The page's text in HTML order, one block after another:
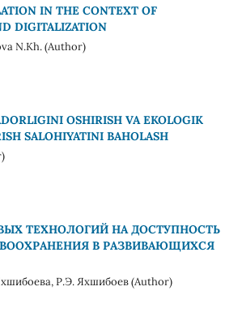
IN THE CONTEXT OF
DIGITALIZATION
N.Kh. (Author)
OSHIRISH VA EKOLOGIK
SALOHIYATINI BAHOLASH
ТЕХНОЛОГИЙ НА ДОСТУПНОСТЬ
В РАЗВИВАЮЩИХСЯ
Р.Э. Яхшибоев (Author)